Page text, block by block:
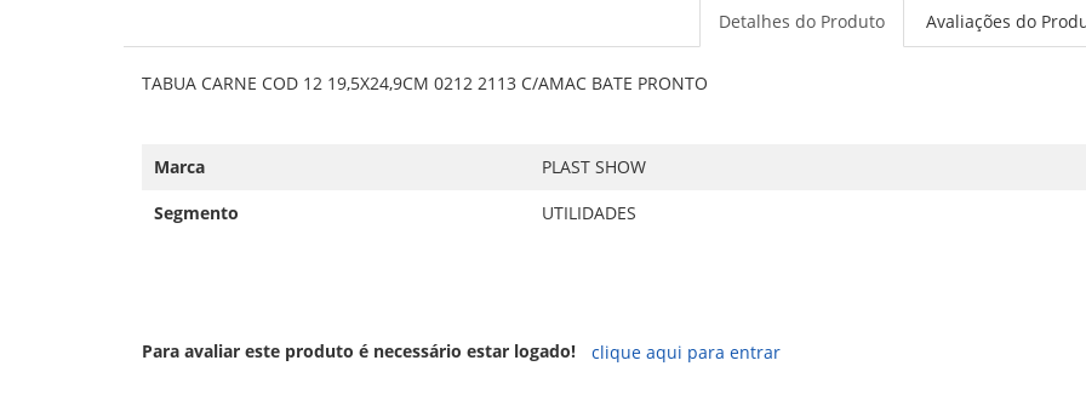
Detalhes do Produto Avaliações do
TABUA CARNE COD 12 19,5X24,9CM 0212 2113 C/AMAC BATE PRONTO
Marca
PLAST SHOW
Segmento
UTILIDADES
Para avaliar este produto é necessário estar logado! clique aqui para entrar